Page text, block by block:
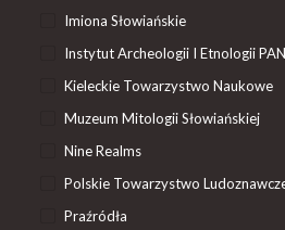
Imiona Słowiańskie
Instytut Archeologii I Etnologii PAN
Kieleckie Towarzystwo Naukowe
Muzeum Mitologii Słowiańskiej
Nine Realms
Polskie Towarzystwo
Praźródła